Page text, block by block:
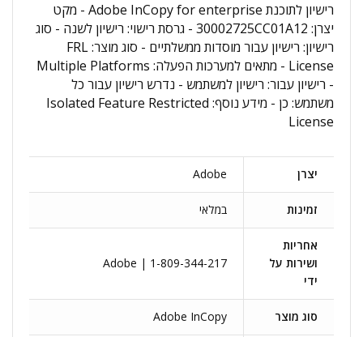
רישיון לתוכנת Adobe InCopy for enterprise - מקט
יצרן: 30002725CC01A12 - גרסת רישוי: רישיון לשנה - סוג
רישיון: רישיון עבור מוסדות ממשלתיים - סוג מוצר: FRL
License - מתאים למערכות הפעלה: Multiple Platforms
- רישיון עבור: רישיון למשתמש - נדרש רישיון עבור כל
משתמש: כן - מידע נוסף: Isolated Feature Restricted
License
יצרן Adobe
זמינות במלאי
אחריות
ושירות על
ידי
Adobe | 1-809-344-217
סוג מוצר Adobe InCopy